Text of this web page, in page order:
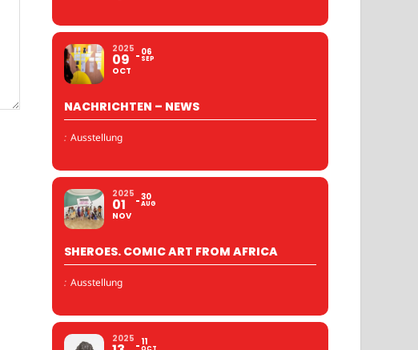
2025
09
OCT
06
SEP
NACHRICHTEN – NEWS
: Ausstellung
2025
01
NOV
30
AUG
SHEROES. COMIC ART FROM AFRICA
: Ausstellung
2025 11